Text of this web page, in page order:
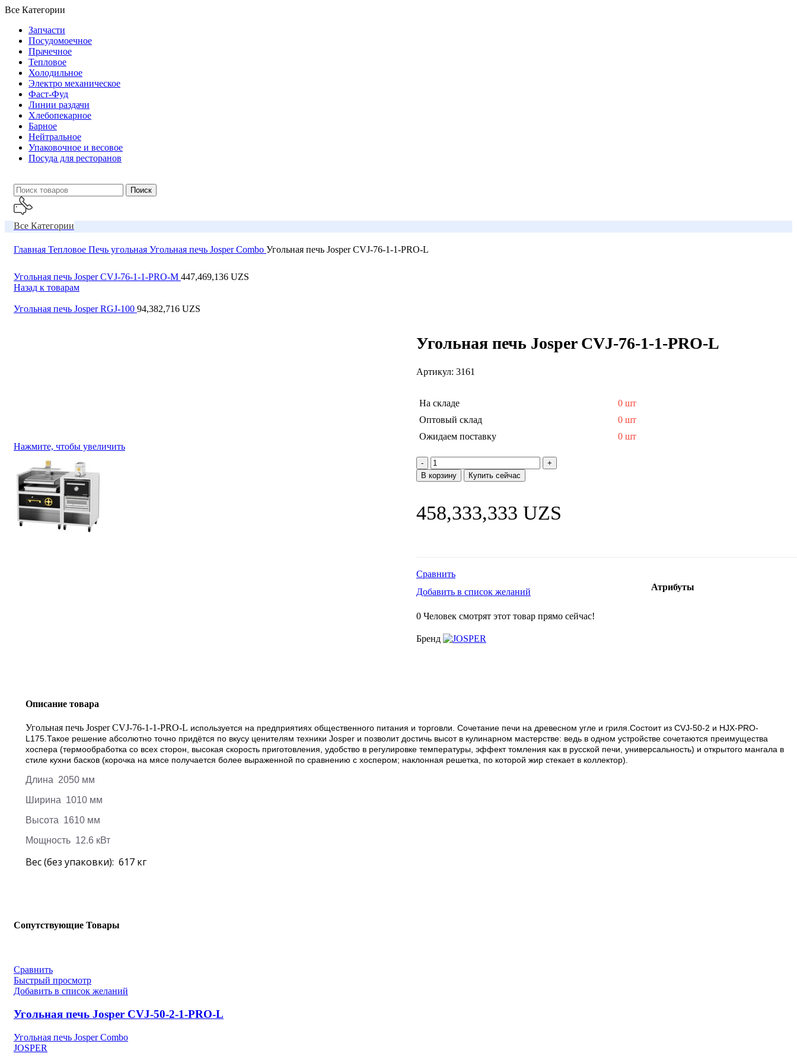
Все Категории
Запчасти
Посудомоечное
Прачечное
Тепловое
Холодильное
Электро механическое
Фаст-Фуд
Линии раздачи
Хлебопекарное
Барное
Нейтральное
Упаковочное и весовое
Посуда для ресторанов
Поиск
Напишите нам в телеграм
Меню
Вход / Регистрация
Все Категории
О Компании
Контакты
Сервис центр
Доставка и FAQs
Проектирование
Главная Тепловое Печь угольная Угольная печь Josper Combo Угольная печь Josper CVJ-76-1-1-PRO-L
Угольная печь Josper CVJ-76-1-1-PRO-M 447,469,136 UZS
Назад к товарам
Угольная печь Josper RGJ-100 94,382,716 UZS
Нажмите, чтобы увеличить
Угольная печь Josper CVJ-76-1-1-PRO-L
Артикул: 3161
На складе
0 шт
Оптовый склад
0 шт
Ожидаем поставку
0 шт
Количество
товара
Угольная
Josper
CVJ-
В корзину Купить сейчас
458,333,333 UZS
Сравнить
Добавить в список желаний
Атрибуты
0 Человек смотрят этот товар прямо сейчас!
Бренд
Описание товара
Угольная печь Josper CVJ-76-1-1-PRO-L используется на предприятиях общественного питания и торговли. Сочетание печи на древесном угле и гриля. Состоит из CVJ-50-2 и HJX-PRO-
L175 Такое решение абсолютно точно придётся по вкусу ценителям техники Josper и позволит достичь высот в кулинарном мастерстве: ведь в одном устройстве сочетаются преимущества
хоспера (термообработка со всех сторон, высокая скорость приготовления, удобство в регулировке температуры, эффект томления как в русской печи, универсальность) и открытого мангала в
стиле кухни басков (корочка на мясе получается более выраженной по сравнению с хоспером; наклонная решетка, по которой жир стекает в коллектор).
Длина 2050 мм
Ширина 1010 мм
Высота 1610 мм
Мощность 12.6 кВт
Вес (без упаковки): 617 кг
Сопутствующие Товары
Сравнить
Быстрый просмотр
Добавить в список желаний
Угольная печь Josper CVJ-50-2-1-PRO-L
Угольная печь Josper Combo
JOSPER